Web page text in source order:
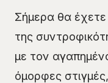
Σήμερα θα
της
με τον
όμορφες